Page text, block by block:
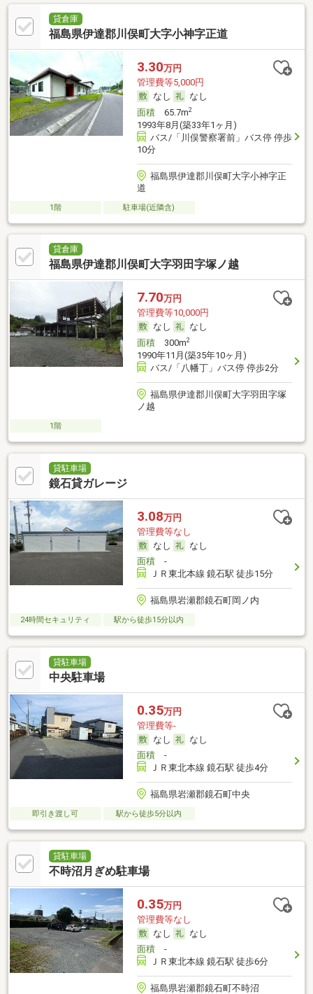
貸倉庫
福島県伊達郡川俣町大字小神字正道
3.30万円
管理費等5,000円
なし
なし
面積65.7m2
1993年8月(築33年1ヶ月)
バス/「川俣警察署前」バス停 停歩
10分
福島県伊達郡川俣町大字小神字正
道
1階 駐車場(近隣含)
貸倉庫
福島県伊達郡川俣町大字羽田字塚ノ越
7.70万円
管理費等10,000円
なし
なし
面積300m2
1990年11月(築35年10ヶ月)
バス/「八幡丁」バス停 停歩2分
福島県伊達郡川俣町大字羽田字塚
ノ越
1階
貸駐車場
鏡石貸ガレージ
3.08万円
管理費等なし
なし
なし
面積-
ＪＲ東北本線 鏡石駅 徒歩15分
福島県岩瀬郡鏡石町岡ノ内
24時間セキュリティ 駅から徒歩15分以内
貸駐車場
中央駐車場
0.35万円
管理費等-
なし
なし
面積-
ＪＲ東北本線 鏡石駅 徒歩4分
福島県岩瀬郡鏡石町中央
即引き渡し可 駅から徒歩5分以内
貸駐車場
不時沼月ぎめ駐車場
0.35万円
管理費等なし
なし
なし
面積-
ＪＲ東北本線 鏡石駅 徒歩6分
福島県岩瀬郡鏡石町不時沼